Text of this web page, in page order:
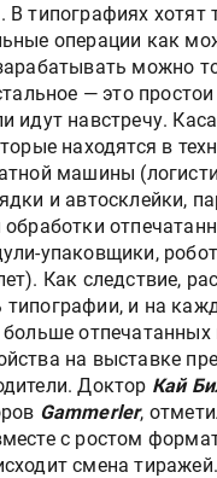
В типографиях хотят
операции как
можно
— это
идут навстречу.
находятся в
машины
и автосклейки,
упаковщики,
Как следствие,
типографии, и на
больше
на выставке
Доктор Кай
Gammerler,
с ростом
смена